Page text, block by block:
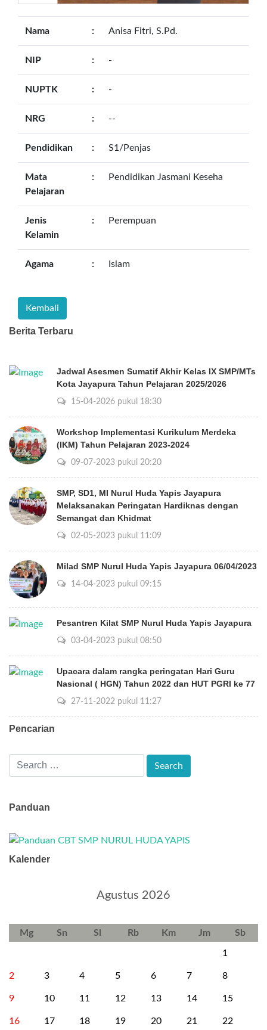
Nama : Anisa Fitri, S.Pd.
NIP : -
NUPTK : -
NRG : --
Pendidikan : S1/Penjas
Mata
Pelajaran
: Pendidikan Jasmani Keseha
Jenis
Kelamin
: Perempuan
Agama : Islam
Berita Terbaru
Jadwal Asesmen Sumatif Akhir Kelas IX SMP/MTs
Kota Jayapura Tahun Pelajaran 2025/2026
15-04-2026 pukul 18:30
Workshop Implementasi Kurikulum Merdeka
(IKM) Tahun Pelajaran 2023-2024
09-07-2023 pukul 20:20
SMP, SD1, MI Nurul Huda Yapis Jayapura
Melaksanakan Peringatan Hardiknas dengan
Semangat dan Khidmat
02-05-2023 pukul 11:09
Milad SMP Nurul Huda Yapis Jayapura 06/04/2023
14-04-2023 pukul 09:15
Pesantren Kilat SMP Nurul Huda Yapis Jayapura
03-04-2023 pukul 08:50
Upacara dalam rangka peringatan Hari Guru
Nasional ( HGN) Tahun 2022 dan HUT PGRI ke 77
27-11-2022 pukul 11:27
Pencarian
Panduan
Kalender
Agustus 2026
Mg Sn Sl Rb Km Jm Sb
1
2 3 4 5 6 7 8
9 10 11 12 13 14 15
16 17 18 19 20 21 22